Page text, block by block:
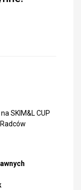
SKIM&L CUP